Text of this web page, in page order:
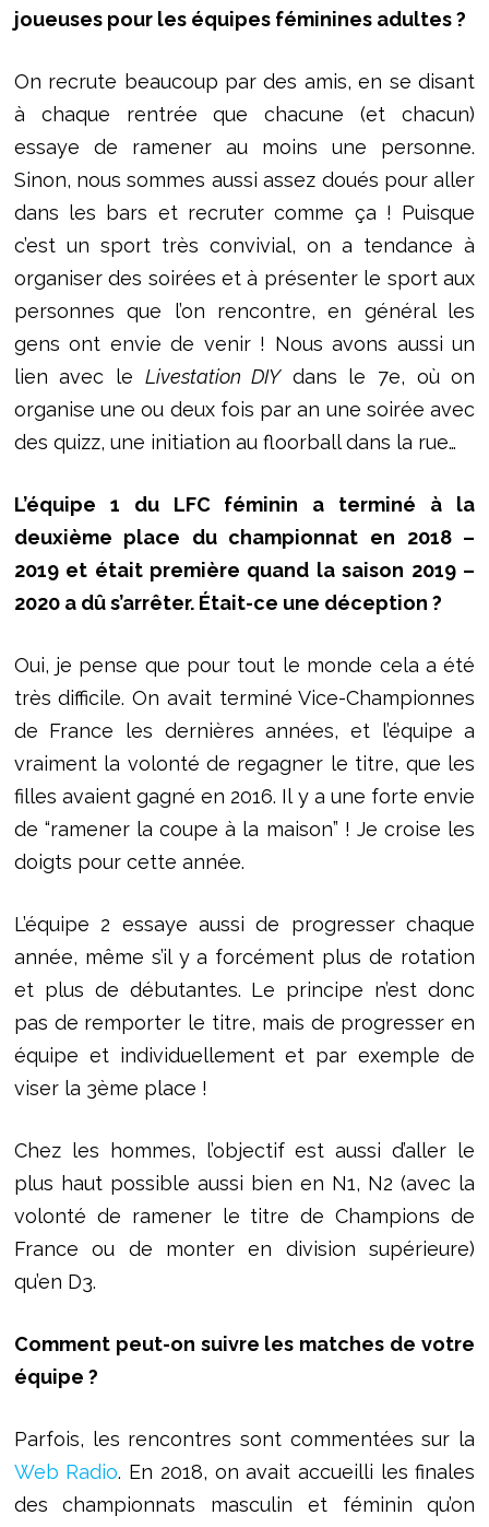
joueuses pour les équipes féminines adultes ?
On recrute beaucoup par des amis, en se disant
à chaque rentrée que chacune (et chacun)
essaye de ramener au moins une personne.
Sinon, nous sommes aussi assez doués pour aller
dans les bars et recruter comme ça ! Puisque
c’est un sport très convivial, on a tendance à
organiser des soirées et à présenter le sport aux
personnes que l’on rencontre, en général les
gens ont envie de venir ! Nous avons aussi un
lien avec le Livestation DIYdans le 7e, où on
organise une ou deux fois par an une soirée avec
des quizz, une initiation au floorball dans la rue…
L’équipe 1 du LFC féminin a terminé à la
deuxième place du championnat en 2018 –
2019 et était première quand la saison 2019 –
2020 a dû s’arrêter. Était-ce une déception ?
Oui, je pense que pour tout le monde cela a été
très difficile. On avait terminé Vice-Championnes
de France les dernières années, et l’équipe a
vraiment la volonté de regagner le titre, que les
filles avaient gagné en 2016. Il y a une forte envie
de “ramener la coupe à la maison” ! Je croise les
doigts pour cette année.
L’équipe 2 essaye aussi de progresser chaque
année, même s’il y a forcément plus de rotation
et plus de débutantes. Le principe n’est donc
pas de remporter le titre, mais de progresser en
équipe et individuellement et par exemple de
viser la 3ème place !
Chez les hommes, l’objectif est aussi d’aller le
plus haut possible aussi bien en N1, N2 (avec la
volonté de ramener le titre de Champions de
France ou de monter en division supérieure)
qu’en D3.
Comment peut-on suivre les matches de votre
équipe ?
Parfois, les rencontres sont commentées sur la
Web Radio. En 2018, on avait accueilli les finales
des championnats masculin et féminin qu’on